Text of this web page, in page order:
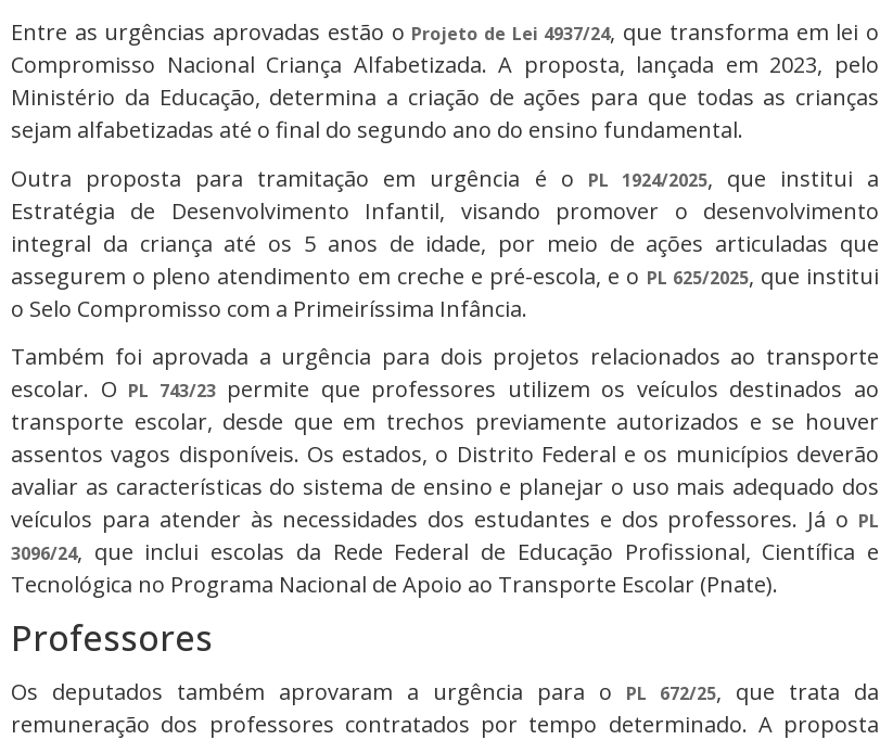
Entre as urgências aprovadas estão o Projeto de Lei 4937/24, que transforma em lei o
Compromisso Nacional Criança Alfabetizada. A proposta, lançada em 2023, pelo
Ministério da Educação, determina a criação de ações para que todas as crianças
sejam alfabetizadas até o final do segundo ano do ensino fundamental.
Outra proposta para tramitação em urgência é o
PL 1924/2025, que institui a
Estratégia de Desenvolvimento Infantil, visando promover o desenvolvimento
integral da criança até os 5 anos de idade, por meio de ações articuladas que
assegurem o pleno atendimento em creche e pré-escola, e o PL 625/2025, que institui
o Selo Compromisso com a Primeiríssima Infância.
Também foi aprovada a urgência para dois projetos relacionados ao transporte
escolar. O PL 743/23permite que professores utilizem os veículos destinados ao
transporte escolar, desde que em trechos previamente autorizados e se houver
assentos vagos disponíveis. Os estados, o Distrito Federal e os municípios deverão
avaliar as características do sistema de ensino e planejar o uso mais adequado dos
veículos para atender às necessidades dos estudantes e dos professores. Já o PL
3096/24, que inclui escolas da Rede Federal de Educação Profissional, Científica e
Tecnológica no Programa Nacional de Apoio ao Transporte Escolar (Pnate).
Professores
Os deputados também aprovaram a urgência para o PL 672/25, que trata da
remuneração dos professores contratados por tempo determinado. A proposta